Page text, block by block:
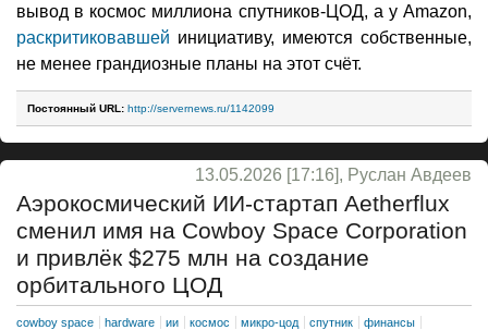
вывод в космос миллиона спутников-ЦОД, а у Amazon,
раскритиковавшей инициативу, имеются собственные,
не менее грандиозные планы на этот счёт.
Постоянный URL: http://servernews.ru/1142099
13.05.2026 [17:16], Руслан Авдеев
Аэрокосмический ИИ-стартап Aetherflux
сменил имя на Cowboy Space Corporation
и привлёк $275 млн на создание
орбитального ЦОД
cowboy space hardware ии космос микро-цод спутник финансы